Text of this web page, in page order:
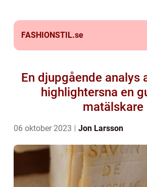
FASHIONSTIL.se
En djupgående analys
highlightersna en
matälskare
06 oktober 2023 Jon Larsson